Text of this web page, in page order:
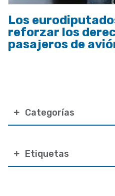
Categorías
Etiquetas
Los
reforzar los
pasajeros de